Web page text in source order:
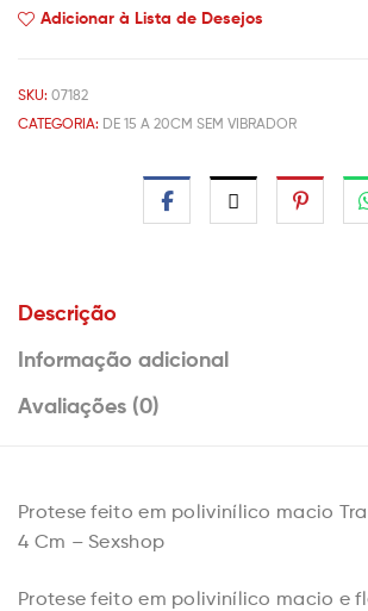
Adicionar à Lista de Desejos
SKU: 07182
CATEGORIA: DE 15 A 20CM SEM VIBRADOR
Descrição
Informação adicional
Avaliações (0)
Protese feito em polivinílico macio
4 Cm – Sexshop
Protese feito em polivinílico macio e